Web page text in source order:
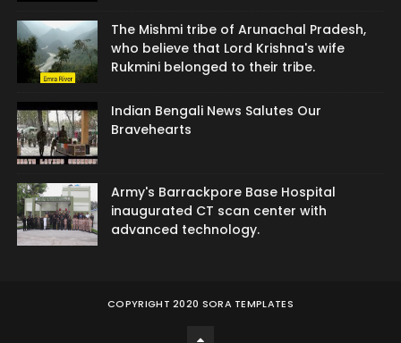
The Mishmi tribe of Arunachal Pradesh,
who believe that Lord Krishna's wife
Rukmini belonged to their tribe.
Indian Bengali News Salutes Our
Bravehearts
Army's Barrackpore Base Hospital
inaugurated CT scan center with
advanced technology.
COPYRIGHT 2020 SORA TEMPLATES